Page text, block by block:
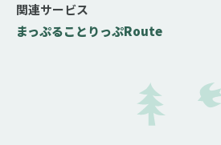
関連サービス
まっぷることりっぷRoute